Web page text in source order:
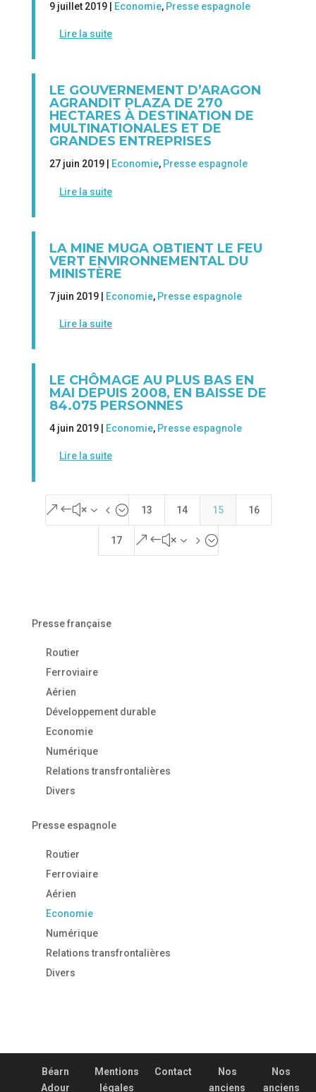
9 juillet 2019 | Economie, Presse espagnole
Lire la suite
LE GOUVERNEMENT D’ARAGON
AGRANDIT PLAZA DE 270
HECTARES À DESTINATION DE
MULTINATIONALES ET DE
GRANDES ENTREPRISES
27 juin 2019 | Economie, Presse espagnole
Lire la suite
LA MINE MUGA OBTIENT LE FEU
VERT ENVIRONNEMENTAL DU
MINISTÈRE
7 juin 2019 | Economie, Presse espagnole
Lire la suite
LE CHÔMAGE AU PLUS BAS EN
MAI DEPUIS 2008, EN BAISSE DE
84.075 PERSONNES
4 juin 2019 | Economie, Presse espagnole
Lire la suite
&#x34; 13 14 15 16
17 &#x35;
Presse française
Routier
Ferroviaire
Aérien
Développement durable
Economie
Numérique
Relations transfrontalières
Divers
Presse espagnole
Routier
Ferroviaire
Aérien
Economie
Numérique
Relations transfrontalières
Divers
Béarn
Adour
Mentions
légales
Contact
Nos
anciens
Nos
anciens